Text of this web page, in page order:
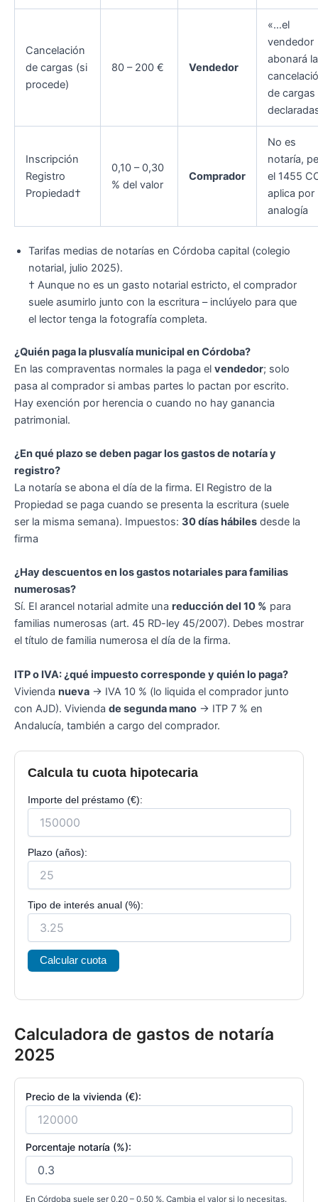
Cancelación
de cargas (si
procede)
80 – 200 € Vendedor
«…el
vendedor
abonará la
de cargas
Inscripción
Registro
Propiedad†
0,10 – 0,30
% del valor
Comprador
No es
notaría,
el 1455
aplica por
analogía
Tarifas medias de notarías en Córdoba capital (colegio
notarial, julio 2025).
† Aunque no es un gasto notarial estricto, el comprador
suele asumirlo junto con la escritura – inclúyelo para que
el lector tenga la fotografía completa.
¿Quién paga la plusvalía municipal en Córdoba?
En las compraventas normales la paga el vendedor; solo
pasa al comprador si ambas partes lo pactan por escrito.
Hay exención por herencia o cuando no hay ganancia
patrimonial.
¿En qué plazo se deben pagar los gastos de notaría y
registro?
La notaría se abona el día de la firma. El Registro de la
Propiedad se paga cuando se presenta la escritura (suele
ser la misma semana). Impuestos: 30 días hábiles desde la
firma
¿Hay descuentos en los gastos notariales para familias
numerosas?
Sí. El arancel notarial admite una reducción del 10 % para
familias numerosas (art. 45 RD-ley 45/2007). Debes mostrar
el título de familia numerosa el día de la firma.
ITP o IVA: ¿qué impuesto corresponde y quién lo paga?
Vivienda nueva → IVA 10 % (lo liquida el comprador junto
con AJD). Vivienda de segunda mano → ITP 7 % en
Andalucía, también a cargo del comprador.
Calcula tu cuota hipotecaria
Importe del préstamo (€):
Plazo (años):
Tipo de interés anual (%):
Calcular cuota
Calculadora de gastos de notaría
2025
Precio de la vivienda (€):
Porcentaje notaría (%):
En Córdoba suele ser 0,20 – 0,50 %. Cambia el valor si lo necesitas.